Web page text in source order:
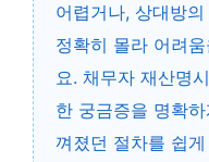
어렵거나, 상대방
정확히 몰라 어려
요. 채무자 재산명
한 궁금증을 명확
껴졌던 절차를 쉽